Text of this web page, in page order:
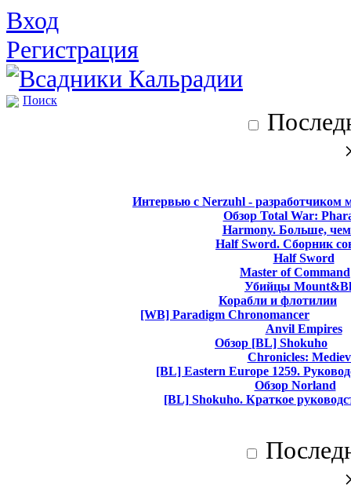
Вход
Регистрация
Поиск
Интервью с Nerzuhl - разработчиком
Обзор Total War:
Harmony. Больше,
Half Sword. Сборник
Half Sword
Master of Command
Убийцы
Корабли и флотилии
[WB] Paradigm Chronomancer
Anvil Empires
Обзор [BL] Shokuho
Chronicles:
[BL] Eastern Europe 1259.
Обзор Norland
[BL] Shokuho. Краткое